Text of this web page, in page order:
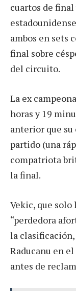
cuartos de final
ambos en sets
final sobre
del circuito.
La ex
horas y 19
anterior que
partido (una
compatriota
la final.
Vekic, que
“perdedora
la clasificación,
Raducanu en
antes de